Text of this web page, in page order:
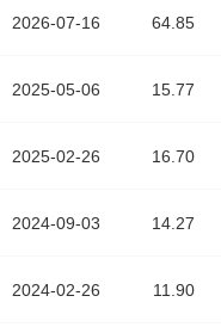
2026-07-16
2025-05-06
2025-02-26
2024-09-03
2024-02-26
64.85
15.77
16.70
14.27
11.90